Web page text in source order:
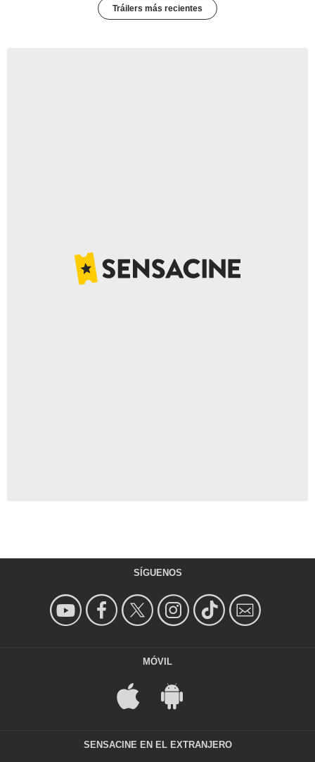
Tráilers más recientes
SÍGUENOS
MÓVIL
SENSACINE EN EL EXTRANJERO